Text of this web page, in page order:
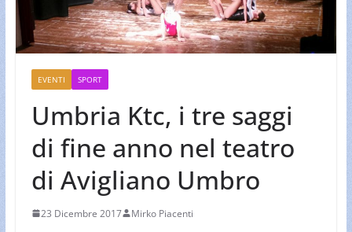
EVENTI SPORT
Umbria Ktc, i tre saggi
di fine anno nel teatro
di Avigliano Umbro
23 Dicembre 2017 Mirko Piacenti